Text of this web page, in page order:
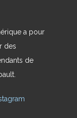
a pour
des
de